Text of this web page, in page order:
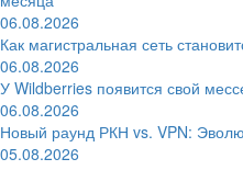
06.08.2026
Как магистральная сеть
06.08.2026
У Wildberries появится свой
06.08.2026
Новый раунд РКН vs. VPN:
05.08.2026